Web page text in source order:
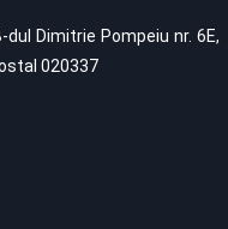
Dimitrie Pompeiu nr. 6E,
020337